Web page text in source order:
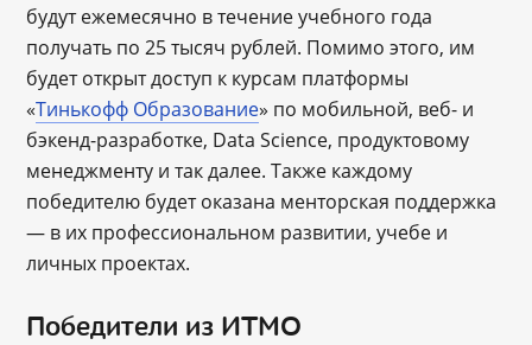
будут ежемесячно в течение учебного года
получать по 25 тысяч рублей. Помимо этого, им
будет открыт доступ к курсам платформы
«Тинькофф Образование» по мобильной, веб- и
бэкенд-разработке, Data Science, продуктовому
менеджменту и так далее. Также каждому
победителю будет оказана менторская поддержка
― в их профессиональном развитии, учебе и
личных проектах.
Победители из ИТМО